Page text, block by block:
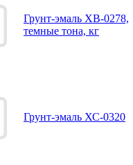
Грунт-эмаль ХВ-0278,
темные тона, кг
Грунт-эмаль ХС-0320